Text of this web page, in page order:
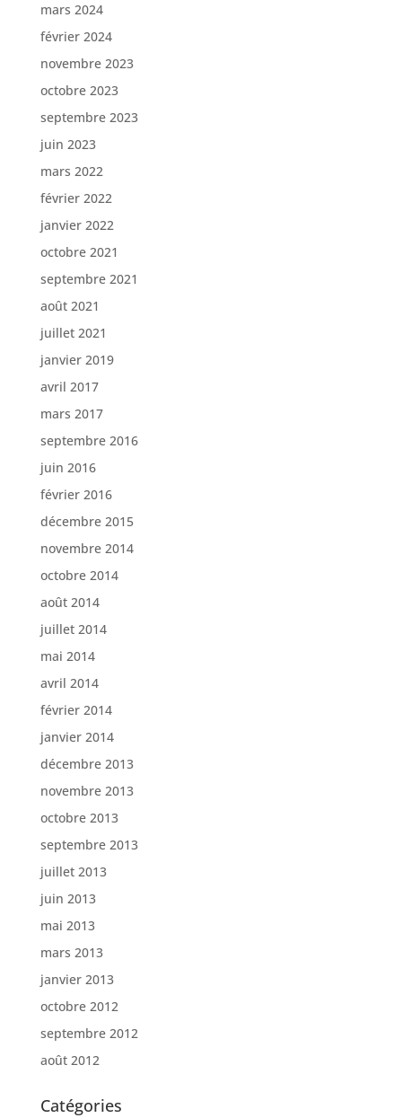
mars 2024
février 2024
novembre 2023
octobre 2023
septembre 2023
juin 2023
mars 2022
février 2022
janvier 2022
octobre 2021
septembre 2021
août 2021
juillet 2021
janvier 2019
avril 2017
mars 2017
septembre 2016
juin 2016
février 2016
décembre 2015
novembre 2014
octobre 2014
août 2014
juillet 2014
mai 2014
avril 2014
février 2014
janvier 2014
décembre 2013
novembre 2013
octobre 2013
septembre 2013
juillet 2013
juin 2013
mai 2013
mars 2013
janvier 2013
octobre 2012
septembre 2012
août 2012
Catégories